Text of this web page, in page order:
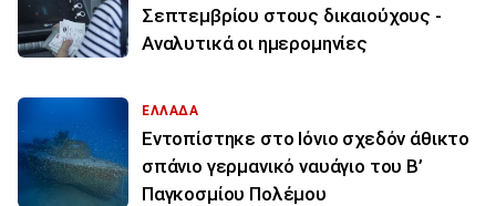
Σεπτεμβρίου στους δικαιούχους -
Αναλυτικά οι ημερομηνίες
ΕΛΛΑΔΑ
Εντοπίστηκε στο Ιόνιο σχεδόν άθικτο
σπάνιο γερμανικό ναυάγιο του Β’
Παγκοσμίου Πολέμου